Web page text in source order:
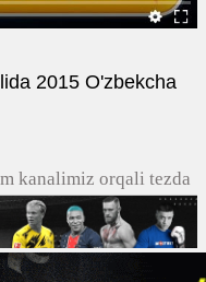
2015 O'zbekcha
kanalimiz orqali tezda
0